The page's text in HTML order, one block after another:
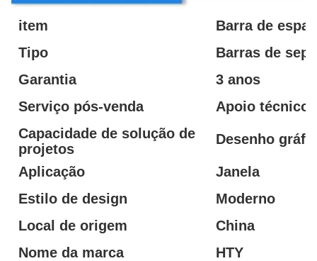
item
Barra de
Tipo
Barras de
Garantia
3 anos
Serviço pós-venda
Apoio técnico
Capacidade de solução de
projetos
Desenho
Aplicação
Janela
Estilo de design
Moderno
Local de origem
China
Nome da marca
HTY